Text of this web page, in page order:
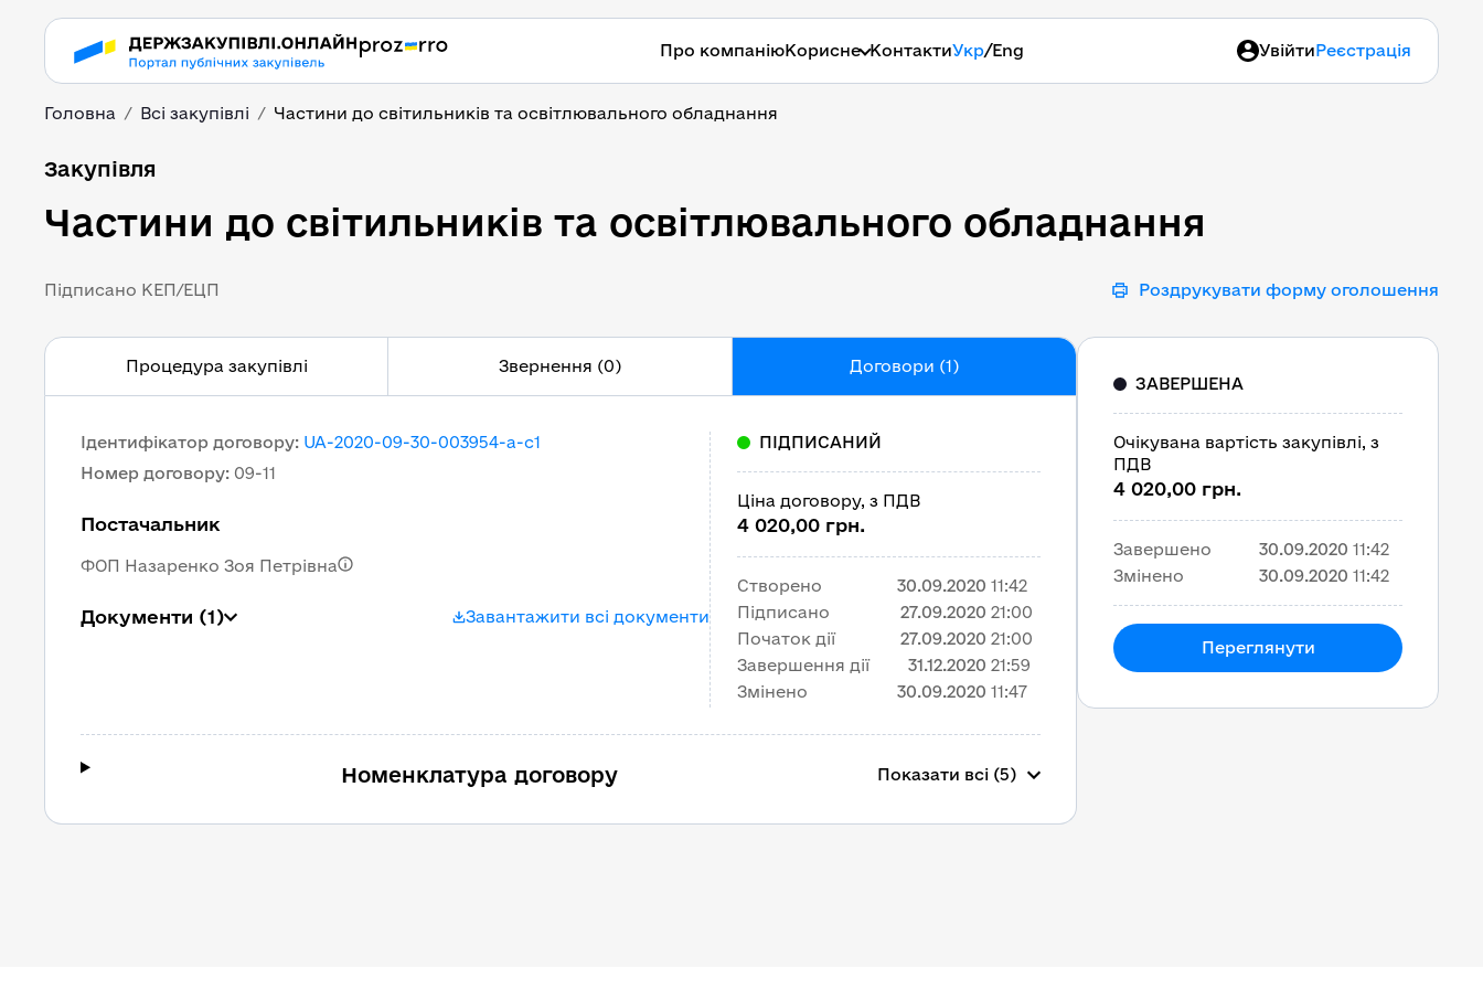
Про компаніюКорисне КонтактиУкр/Eng УвійтиРеєстрація
Головна Всі закупівлі Частини до світильників та освітлювального обладнання
Частини до світильників та освітлювального обладнання
Закупівля
Частини до світильників та освітлювального обладнання
Підписано КЕП/ЕЦП Роздрукувати форму оголошення
Процедура закупівлі Звернення (0) Договори (1)
Ідентифікатор договору: UA-2020-09-30-003954-a-c1
Номер договору: 09-11
Постачальник
ФОП Назаренко Зоя Петрівна
Документи (1) Завантажити всі документи
ПІДПИСАНИЙ
Ціна договору, з ПДВ
4 020,00 грн.
Створено 30.09.2020 11:42
Підписано
27.09.2020 21:00
Початок дії
27.09.2020 21:00
Завершення дії
31.12.2020 21:59
Змінено
30.09.2020 11:47
Номенклатура договору Показати всі (5)
ЗАВЕРШЕНА
Очікувана вартість закупівлі, з
ПДВ
4 020,00 грн.
Завершено 30.09.2020 11:42
Змінено
30.09.2020 11:42
Переглянути